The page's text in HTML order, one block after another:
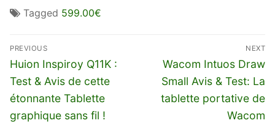
Tagged 599.00€
Navigation
de
l’article
PREVIOUS
Previous
post:
Huion Inspiroy Q11K :
Test & Avis de cette
étonnante Tablette
graphique sans fil !
NEXT
Next
post:
Wacom Intuos Draw
Small Avis & Test: La
tablette portative de
Wacom